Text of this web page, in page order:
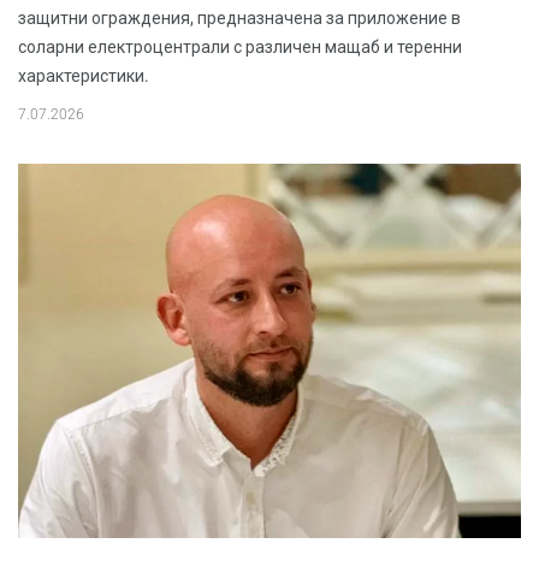
защитни ограждения, предназначена за приложение в
соларни електроцентрали с различен мащаб и теренни
характеристики.
7.07.2026